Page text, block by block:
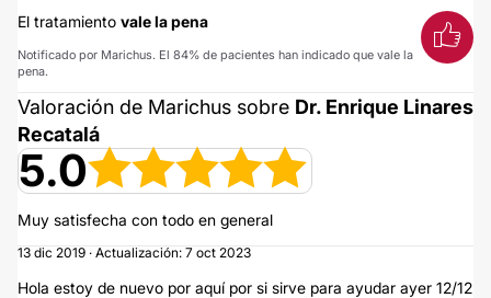
El tratamiento vale la pena
Notificado por Marichus. El 84% de pacientes han indicado que vale la
pena.
Valoración de Marichus sobre Dr. Enrique Linares
Recatalá
5.0
Muy satisfecha con todo en general
13 dic 2019 · Actualización: 7 oct 2023
Hola estoy de nuevo por aquí por si sirve para ayudar ayer 12/12